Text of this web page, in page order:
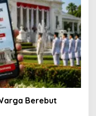
Berebut